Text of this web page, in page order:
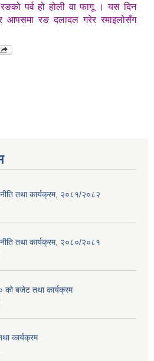
रङको पर्व हो होली वा फागू । यस दिन
रङ दलादल गरेर रमाइलोसँग
नीति तथा कार्यक्रम, २०८१/२०८२
नीति तथा कार्यक्रम, २०८०/२०८१
को बजेट तथा कार्यक्रम
कार्यक्रम